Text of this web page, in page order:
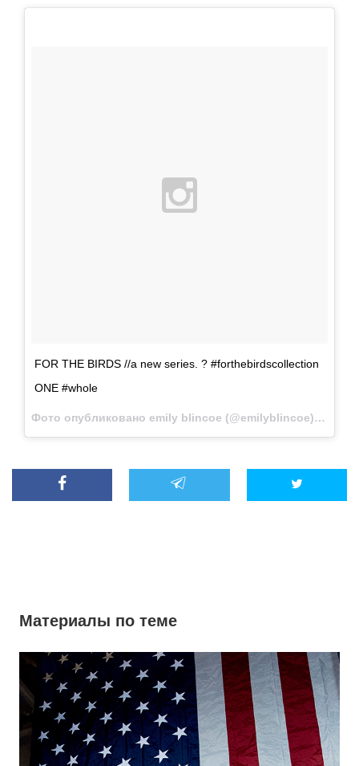
FOR THE BIRDS //a new series. ? #forthebirdscollection
ONE #whole
Фото опубликовано emily blincoe (@emilyblincoe)Янв 4
Материалы по теме